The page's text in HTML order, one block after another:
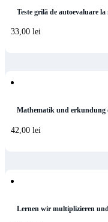
Teste grilă de autoevaluare
33,00 lei
Mathematik und erkundung
42,00 lei
Lernen wir multiplizieren